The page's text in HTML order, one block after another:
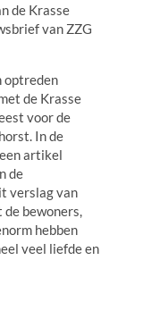
de Krasse
van ZZG
optreden
de Krasse
voor de
In de
artikel
de
verslag van
de bewoners,
hebben
veel liefde en